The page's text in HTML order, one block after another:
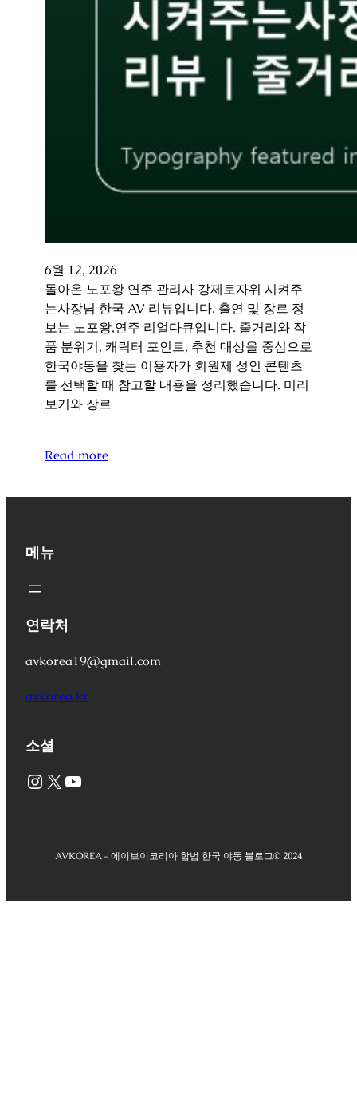
6월 12, 2026
돌아온 노포왕 연주 관리사 강제로자위 시켜주
는사장님 한국 AV 리뷰입니다. 출연 및 장르 정
보는 노포왕,연주 리얼다큐입니다. 줄거리와 작
품 분위기, 캐릭터 포인트, 추천 대상을 중심으로
한국야동을 찾는 이용자가 회원제 성인 콘텐츠
를 선택할 때 참고할 내용을 정리했습니다. 미리
보기와 장르
Read more
메뉴
연락처
avkorea19@gmail.com
avkorea.kr
소셜
Instagram X YouTube
AVKOREA – 에이브이코리아 합법 한국 야동 블로그© 2024